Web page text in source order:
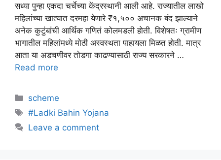
सध्या पुन्हा एकदा चर्चेच्या केंद्रस्थानी आली आहे. राज्यातील लाखो
महिलांच्या खात्यात दरमहा येणारे ₹१,५०० अचानक बंद झाल्याने
अनेक कुटुंबांची आर्थिक गणितं कोलमडली होती. विशेषतः ग्रामीण
भागातील महिलांमध्ये मोठी अस्वस्थता पाहायला मिळत होती. मात्र
आता या अडचणीवर तोडगा काढण्यासाठी राज्य सरकारने …
Read more
Categories
scheme
Tags
#Ladki Bahin Yojana
Leave a comment